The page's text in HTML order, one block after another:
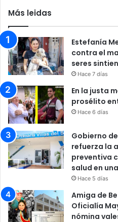
Más leidas
Estefanía
contra el
seres
Hace 7 días
En la justa
prosélito
Hace 6 días
Gobierno
refuerza la
preventiva
salud en
Hace 5 días
Amiga de
Oficialía
nómina